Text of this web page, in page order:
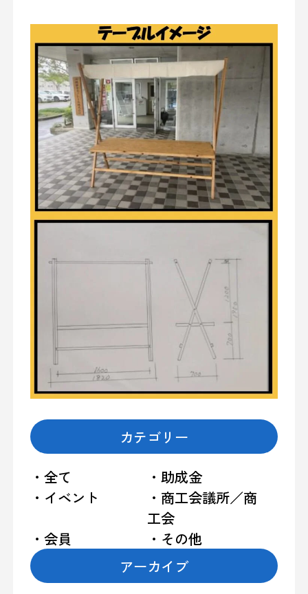
カテゴリー
・全て
・助成金
・イベント
・商工会議所／商
工会
・会員
・その他
アーカイブ